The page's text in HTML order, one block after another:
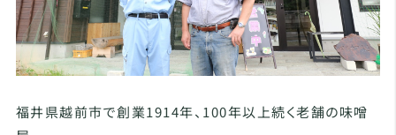
福井県越前市で創業1914年、100年以上続く老舗の味噌